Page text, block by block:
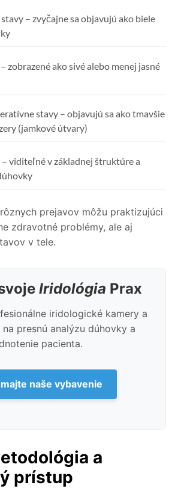
– zvyčajne sa objavujú ako biele
zobrazené ako sivé alebo menej jasné
stavy – objavujú sa ako tmavšie
(jamkové útvary)
viditeľné v základnej štruktúre a
prejavov môžu praktizujúci
zdravotné problémy, ale aj
v tele.
Iridológia Prax
iridologické kamery a
presnú analýzu dúhovky a
pacienta.
naše vybavenie
a
prístup